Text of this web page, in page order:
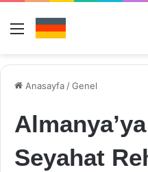
Menü
Anasayfa /Genel
Seyahat